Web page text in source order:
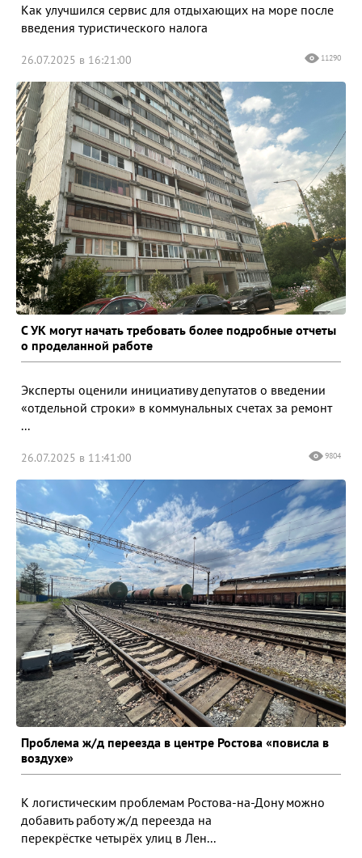
Как улучшился сервис для отдыхающих на море после
введения туристического налога
26.07.2025 в 16:21:00 11290
С УК могут начать требовать более подробные отчеты
о проделанной работе
Эксперты оценили инициативу депутатов о введении
«отдельной строки» в коммунальных счетах за ремонт
...
26.07.2025 в 11:41:00 9804
Проблема ж/д переезда в центре Ростова «повисла в
воздухе»
К логистическим проблемам Ростова-на-Дону можно
добавить работу ж/д переезда на
перекрёстке четырёх улиц в Лен...